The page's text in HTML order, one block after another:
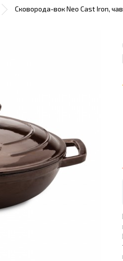
Сковорода-вок Neo Cast Iron,